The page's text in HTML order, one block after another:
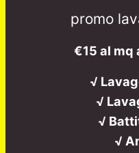
promo
€15 al
√
√
√
√